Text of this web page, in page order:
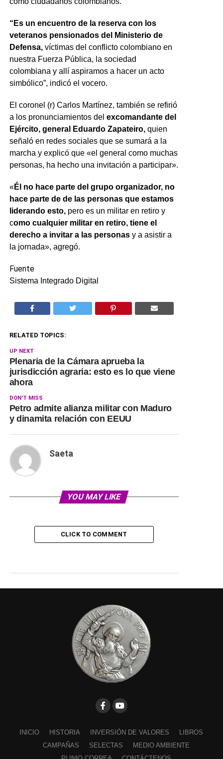
“Es un encuentro de la reserva con los
veteranos pensionados del Ministerio de
Defensa, víctimas del conflicto colombiano en
nuestra Fuerza Pública, la sociedad
colombiana y allí aspiramos a hacer un acto
simbólico”, indicó el vocero.
El coronel (r) Carlos Martínez, también se refirió
a los pronunciamientos del excomandante del
Ejército, general Eduardo Zapateiro,quien
señaló en redes sociales que se sumará a la
marcha y explicó que «el general como muchas
personas, ha hecho una invitación a participar».
«Él no hace parte del grupo organizador, no
hace parte de de las personas que estamos
liderando esto, pero es un militar en retiro y
como cualquier militar en retiro, tiene el
derecho a invitar a las personas y a asistir a
la jornada», agregó.
Fuente
Sistema Integrado Digital
RELATED TOPICS:
UP NEXT
Plenaria de la Cámara aprueba la
jurisdicción agraria: esto es lo que viene
ahora
DON'T MISS
Petro admite alianza militar con Maduro
y dinamita relación con EEUU
Saeta
YOU MAY LIKE
CLICK TO COMMENT
INICIO HISTORIA INVERSIÓN DE VALORES
LIBROS
CAMPAÑAS
SELECTAS
MEDIO AMBIENTE